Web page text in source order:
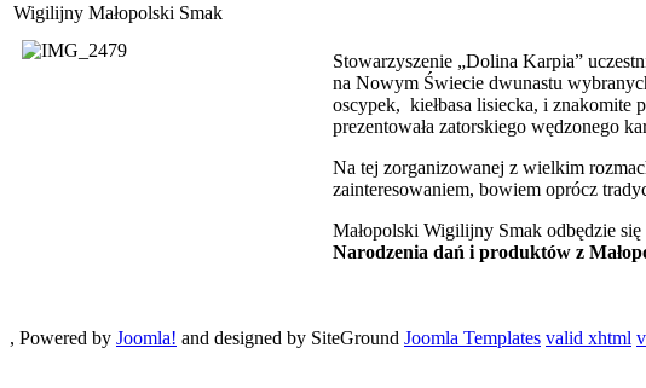
Wigilijny Małopolski Smak
Stowarzyszenie „Dolina Karpia”
na Nowym Świecie dwunastu
oscypek, kiełbasa lisiecka, i znakomite
prezentowała zatorskiego wędzonego
Na tej zorganizowanej z wielkim
zainteresowaniem, bowiem oprócz
Małopolski Wigilijny Smak odbędzie
Narodzenia dań i produktów z
, Powered by Joomla! and designed by SiteGround Joomla Templates valid xhtml